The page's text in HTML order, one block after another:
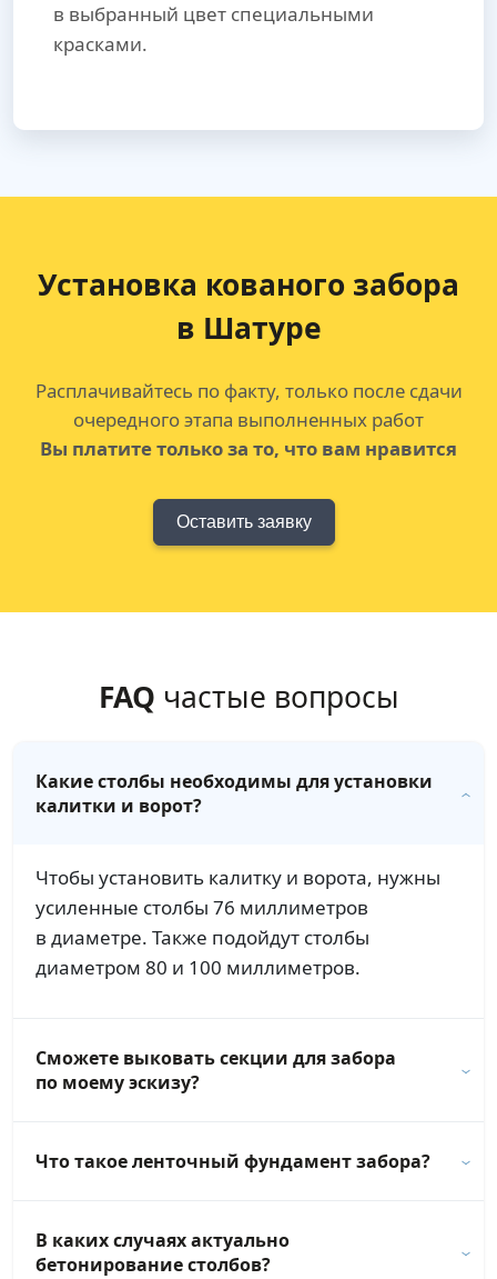
в выбранный цвет специальными
красками.
Установка кованого забора
в Шатуре
Расплачивайтесь по факту, только после сдачи
очередного этапа выполненных работ
Вы платите только за то, что вам нравится
Оставить заявку
FAQ частые вопросы
Какие столбы необходимы для установки
калитки и ворот?
Чтобы установить калитку и ворота, нужны
усиленные столбы 76 миллиметров
в диаметре. Также подойдут столбы
диаметром 80 и 100 миллиметров.
Сможете выковать секции для забора
по моему эскизу?
Что такое ленточный фундамент забора?
В каких случаях актуально
бетонирование столбов?